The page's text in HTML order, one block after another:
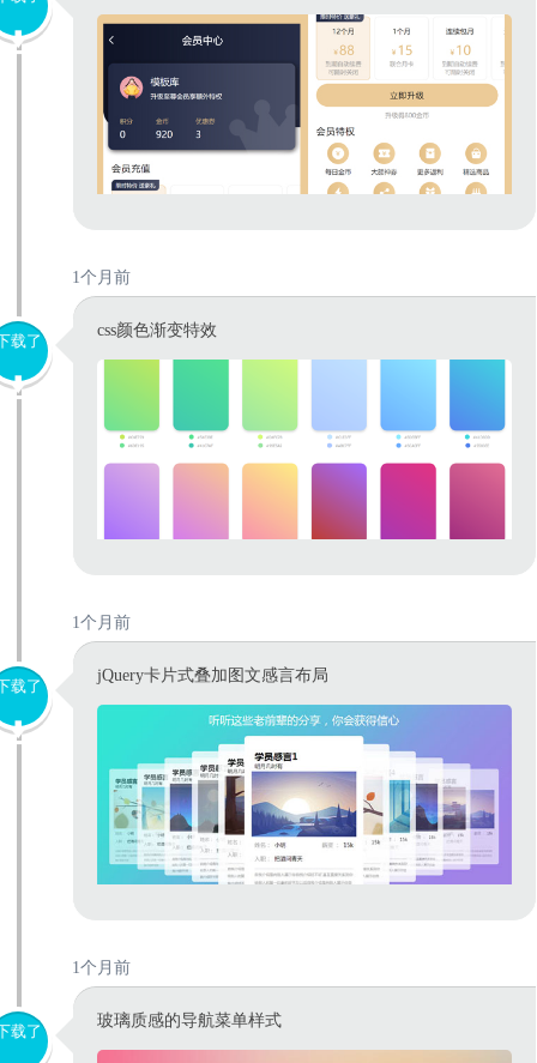
1个月前
载了
css颜色渐变特效
1个月前
载了
jQuery卡片式叠加图文感言布局
1个月前
载了
玻璃质感的导航菜单样式